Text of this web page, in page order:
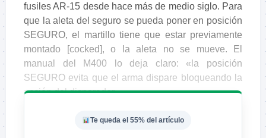
fusiles AR-15 desde hace más de medio siglo. Para
que la aleta del seguro se pueda poner en posición
SEGURO, el martillo tiene que estar previamente
montado [cocked], o la aleta no se mueve.
El
manual del M400 lo deja claro: «la posición
SEGURO evita que el arma dispare bloqueando la
acción del disparador».
Te queda el 55% del artículo